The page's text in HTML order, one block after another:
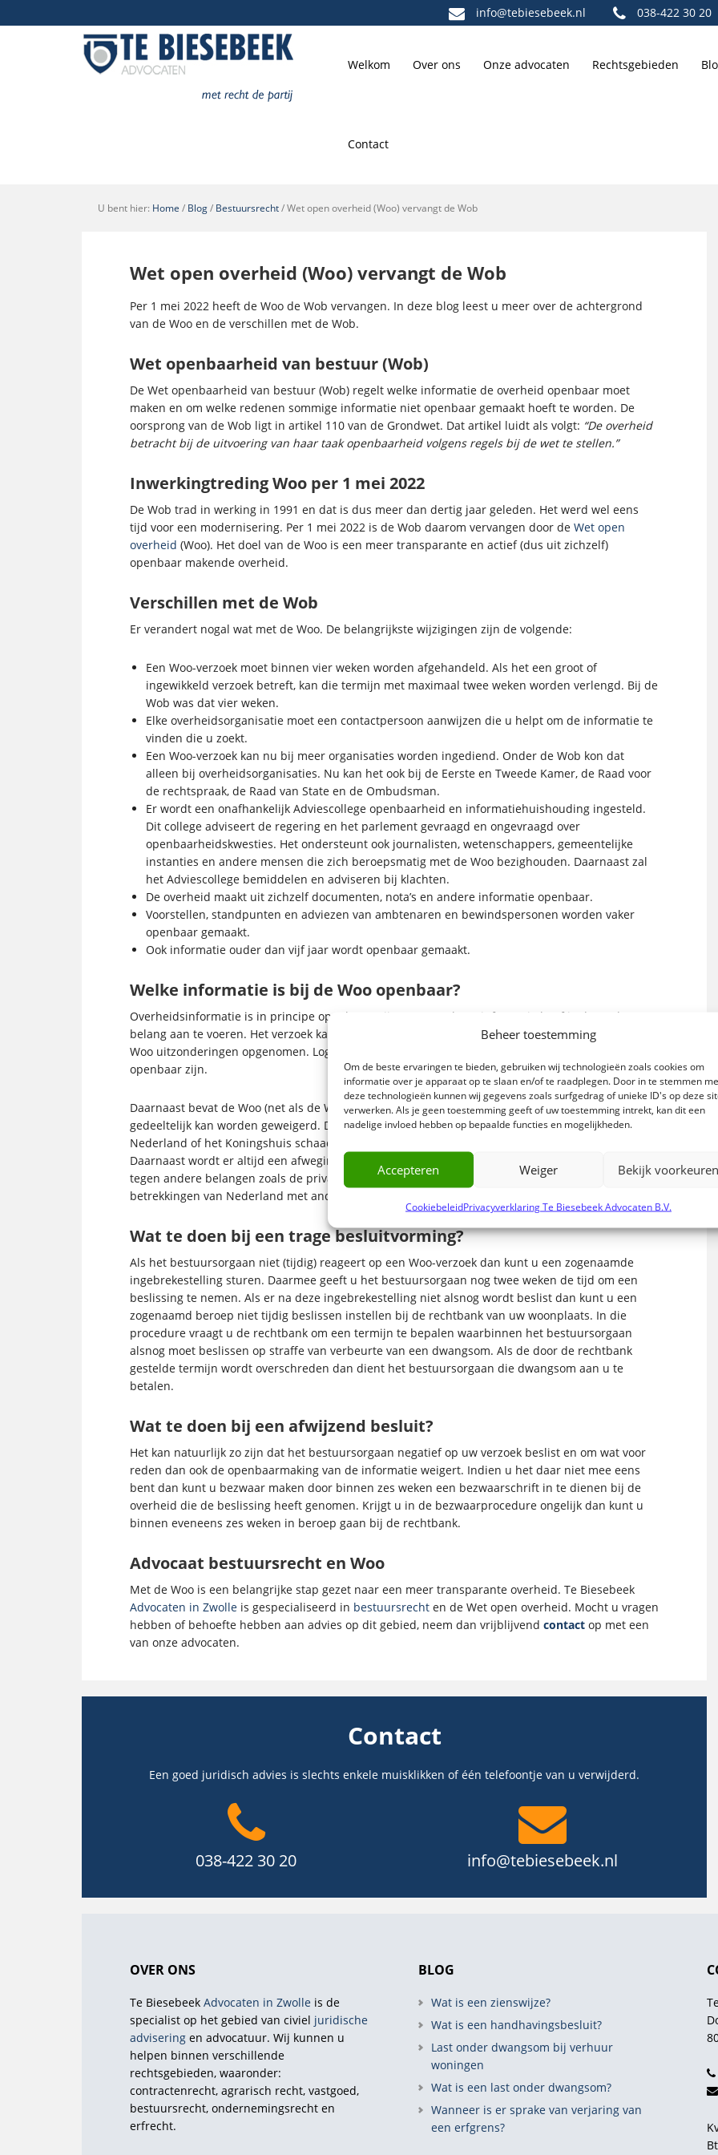
Beheer toestemming
Om de beste ervaringen te bieden, gebruiken wij technologieën zoals cookies om
informatie over je apparaat op te slaan en/of te raadplegen. Door in te stemmen
deze technologieën kunnen wij gegevens zoals surfgedrag of unieke ID's op deze
verwerken. Als je geen toestemming geeft of uw toestemming intrekt, kan dit een
nadelige invloed hebben op bepaalde functies en mogelijkheden.
Accepteren Weiger Bekijk voorkeuren
CookiebeleidPrivacyverklaring Te Biesebeek Advocaten B.V.
info@tebiesebeek.nl 038-422 30 20
Welkom Over ons Onze advocaten Rechtsgebieden
Contact
U bent hier: Home / Blog/ Bestuursrecht/Wet open overheid (Woo) vervangt de Wob
Wet open overheid (Woo) vervangt de Wob
Per 1 mei 2022 heeft de Woo de Wob vervangen. In deze blog leest u meer over de achtergrond
van de Woo en de verschillen met de Wob.
Wet openbaarheid van bestuur (Wob)
De Wet openbaarheid van bestuur (Wob) regelt welke informatie de overheid openbaar moet
maken en om welke redenen sommige informatie niet openbaar gemaakt hoeft te worden. De
oorsprong van de Wob ligt in artikel 110 van de Grondwet. Dat artikel luidt als volgt: “De overheid
betracht bij de uitvoering van haar taak openbaarheid volgens regels bij de wet te stellen.”
Inwerkingtreding Woo per 1 mei 2022
De Wob trad in werking in 1991 en dat is dus meer dan dertig jaar geleden. Het werd wel eens
tijd voor een modernisering. Per 1 mei 2022 is de Wob daarom vervangen door de Wet open
overheid (Woo). Het doel van de Woo is een meer transparante en actief (dus uit zichzelf)
openbaar makende overheid.
Verschillen met de Wob
Er verandert nogal wat met de Woo. De belangrijkste wijzigingen zijn de volgende:
Een Woo-verzoek moet binnen vier weken worden afgehandeld. Als het een groot of
ingewikkeld verzoek betreft, kan die termijn met maximaal twee weken worden verlengd. Bij de
Wob was dat vier weken.
Elke overheidsorganisatie moet een contactpersoon aanwijzen die u helpt om de informatie te
vinden die u zoekt.
Een Woo-verzoek kan nu bij meer organisaties worden ingediend. Onder de Wob kon dat
alleen bij overheidsorganisaties. Nu kan het ook bij de Eerste en Tweede Kamer, de Raad voor
de rechtspraak, de Raad van State en de Ombudsman.
Er wordt een onafhankelijk Adviescollege openbaarheid en informatiehuishouding ingesteld.
Dit college adviseert de regering en het parlement gevraagd en ongevraagd over
openbaarheidskwesties. Het ondersteunt ook journalisten, wetenschappers, gemeentelijke
instanties en andere mensen die zich beroepsmatig met de Woo bezighouden. Daarnaast zal
het Adviescollege bemiddelen en adviseren bij klachten.
De overheid maakt uit zichzelf documenten, nota’s en andere informatie openbaar.
Voorstellen, standpunten en adviezen van ambtenaren en bewindspersonen worden vaker
openbaar gemaakt.
Ook informatie ouder dan vijf jaar wordt openbaar gemaakt.
Welke informatie is bij de Woo openbaar?
Overheidsinformatie is in principe openbaar. Bij een verzoek om informatie hoef je dan ook geen
belang aan te voeren. Het verzoek kan mondeling of schriftelijk worden gedaan. Wel zijn er in de
Woo uitzonderingen opgenomen. Logischerwijs is de wet niet van toepassing op stukken die al
openbaar zijn.
Daarnaast bevat de Woo (net als de Wob) regels op grond waarvan een verzoek geheel of
gedeeltelijk kan worden geweigerd. Daarbij valt te denken aan informatie die de veiligheid van
Nederland of het Koningshuis schaadt of om vertrouwelijke persoons- of bedrijfsgegevens.
Daarnaast wordt er altijd een afweging gemaakt of het belang van openbaarmaking opweegt
tegen andere belangen zoals de privacy, de opsporing en vervolging van strafbare feiten en de
betrekkingen van Nederland met andere landen.
Wat te doen bij een trage besluitvorming?
Als het bestuursorgaan niet (tijdig) reageert op een Woo-verzoek dan kunt u een zogenaamde
ingebrekestelling sturen. Daarmee geeft u het bestuursorgaan nog twee weken de tijd om een
beslissing te nemen. Als er na deze ingebrekestelling niet alsnog wordt beslist dan kunt u een
zogenaamd beroep niet tijdig beslissen instellen bij de rechtbank van uw woonplaats. In die
procedure vraagt u de rechtbank om een termijn te bepalen waarbinnen het bestuursorgaan
alsnog moet beslissen op straffe van verbeurte van een dwangsom. Als de door de rechtbank
gestelde termijn wordt overschreden dan dient het bestuursorgaan die dwangsom aan u te
betalen.
Wat te doen bij een afwijzend besluit?
Het kan natuurlijk zo zijn dat het bestuursorgaan negatief op uw verzoek beslist en om wat voor
reden dan ook de openbaarmaking van de informatie weigert. Indien u het daar niet mee eens
bent dan kunt u bezwaar maken door binnen zes weken een bezwaarschrift in te dienen bij de
overheid die de beslissing heeft genomen. Krijgt u in de bezwaarprocedure ongelijk dan kunt u
binnen eveneens zes weken in beroep gaan bij de rechtbank.
Advocaat bestuursrecht en Woo
Met de Woo is een belangrijke stap gezet naar een meer transparante overheid. Te Biesebeek
Advocaten in Zwolle is gespecialiseerd in bestuursrecht en de Wet open overheid. Mocht u vragen
hebben of behoefte hebben aan advies op dit gebied, neem dan vrijblijvend contact op met een
van onze advocaten.
Contact
Een goed juridisch advies is slechts enkele muisklikken of één telefoontje van u verwijderd.
038-422 30 20 info@tebiesebeek.nl
OVER ONS
Te BiesebeekAdvocaten in Zwolle is de
specialist op het gebied van civiel juridische
advisering en advocatuur. Wij kunnen u
helpen binnen verschillende
rechtsgebieden, waaronder:
contractenrecht, agrarisch recht, vastgoed,
bestuursrecht, ondernemingsrecht en
erfrecht.
BLOG
Wat is een zienswijze?
Wat is een handhavingsbesluit?
Last onder dwangsom bij verhuur
woningen
Wat is een last onder dwangsom?
Wanneer is er sprake van verjaring van
een erfgrens?